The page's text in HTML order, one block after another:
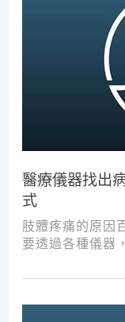
醫療儀器找出
式
肢體疼痛的原因
要透過各種儀器
次推拿、按摩，